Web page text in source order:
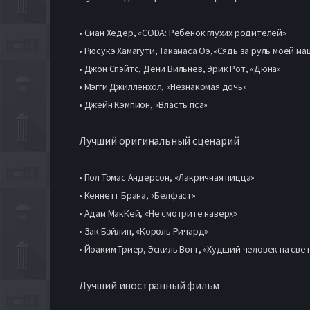
• Сиан Хедер, «CODA: Ребенок глухих родителей»
• Рюсукэ Хамагути, Такамаса Оэ,«Сядь за руль моей
• Джон Спэйтс, Дени Вильнёв, Эрик Рот, «Дюна»
• Мэгги Джилленхол, «Незнакомая дочь»
• Джейн Кэмпион, «Власть пса»
Лучший оригинальный сценарий
• Пол Томас Андерсон, «Лакричная пицца»
• Кеннетт Брана, «Белфаст»
• Адам МакКей, «Не смотрите наверх»
• Зак Бэйлин, «Король Ричард»
• Йоаким Триер, Эскиль Вогт, «Худший человек на
Лучший иностранный фильм